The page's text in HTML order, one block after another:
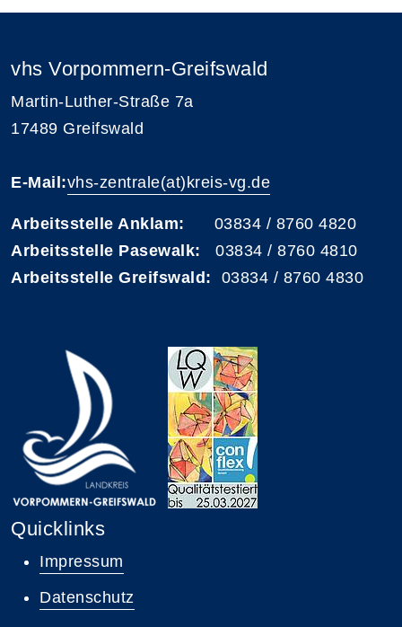
vhs Vorpommern-Greifswald
Martin-Luther-Straße 7a
17489 Greifswald
E-Mail:vhs-zentrale(at)kreis-vg.de
Arbeitsstelle Anklam: 03834 / 8760 4820
Arbeitsstelle Pasewalk: 03834 / 8760 4810
Arbeitsstelle Greifswald: 03834 / 8760 4830
Quicklinks
Impressum
Datenschutz